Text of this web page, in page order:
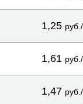
1,25
1,61
1,47